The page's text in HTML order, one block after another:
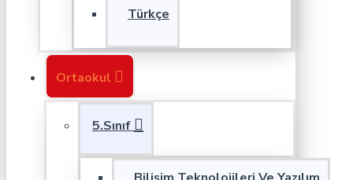
Türkçe
Ortaokul
5.Sınıf